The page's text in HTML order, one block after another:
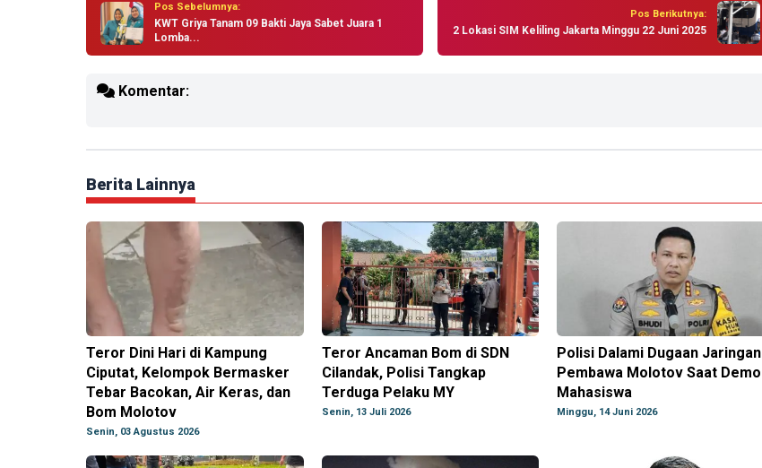
Pos Sebelumnya:
KWT Griya Tanam 09 Bakti Jaya Sabet Juara 1
Lomba...
Pos Berikutnya:
2 Lokasi SIM Keliling Jakarta Minggu 22 Juni 2025
Komentar:
Berita Lainnya
Teror Dini Hari di Kampung
Ciputat, Kelompok Bermasker
Tebar Bacokan, Air Keras, dan
Bom Molotov
Senin, 03 Agustus 2026
Teror Ancaman Bom di SDN
Cilandak, Polisi Tangkap
Terduga Pelaku MY
Senin, 13 Juli 2026
Polisi Dalami Dugaan Jaringan
Pembawa Molotov Saat Demo
Mahasiswa
Minggu, 14 Juni 2026